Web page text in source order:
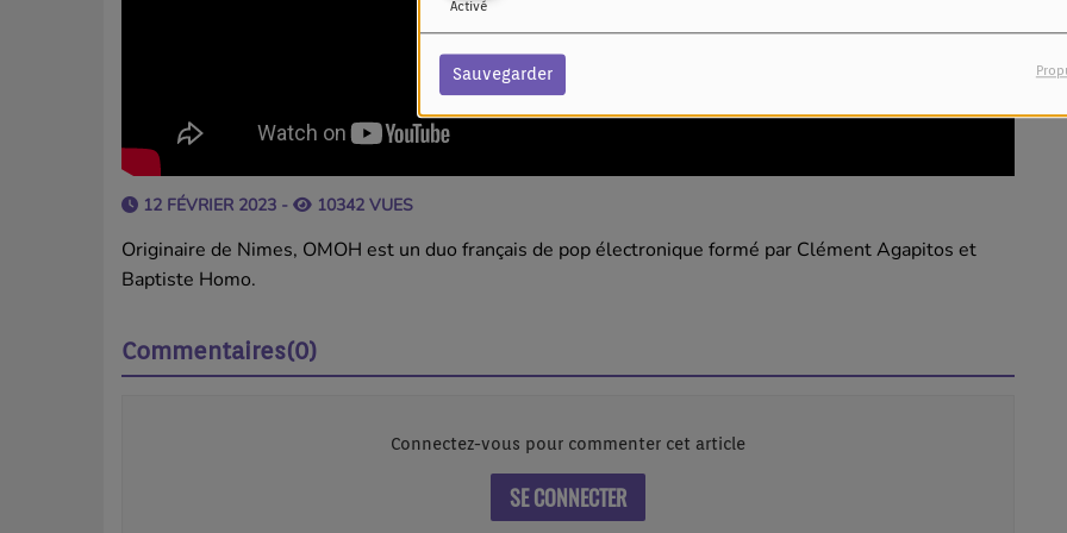
Activé
Sauvegarder
12 FÉVRIER 2023 - 10342 VUES
Originaire de Nimes, OMOH est un duo français de pop électronique formé par Clément Agapitos et
Baptiste Homo.
Commentaires(0)
Connectez-vous pour commenter cet article
SE CONNECTER